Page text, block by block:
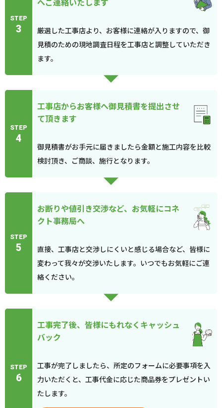
STEP
3
厳選した工事店より、お客様に連絡が入りますので、御
見積のための現地調査日程を工事店と調整していただき
ます。
STEP
4
工事店からお客様へ御見積書を提出させ
て頂きます
御見積書がお手元に届きましたら金額と施工内容を比較
検討頂き、ご商談、施行となります。
STEP
5
お断りや値引き交渉など、お気軽にコネ
クト事務局へ
直接、工事店と交渉しにくいと感じる場合など、皆様に
変わって我々が交渉いたします。いつでもお気軽にご連
絡ください。
STEP
6
工事完了後、皆様にもれなくキャッシュ
バック
工事が完了しましたら、所定のフォームに必要事項を入
力いただくと、工事代金に応じた商品券をプレゼントい
たします。